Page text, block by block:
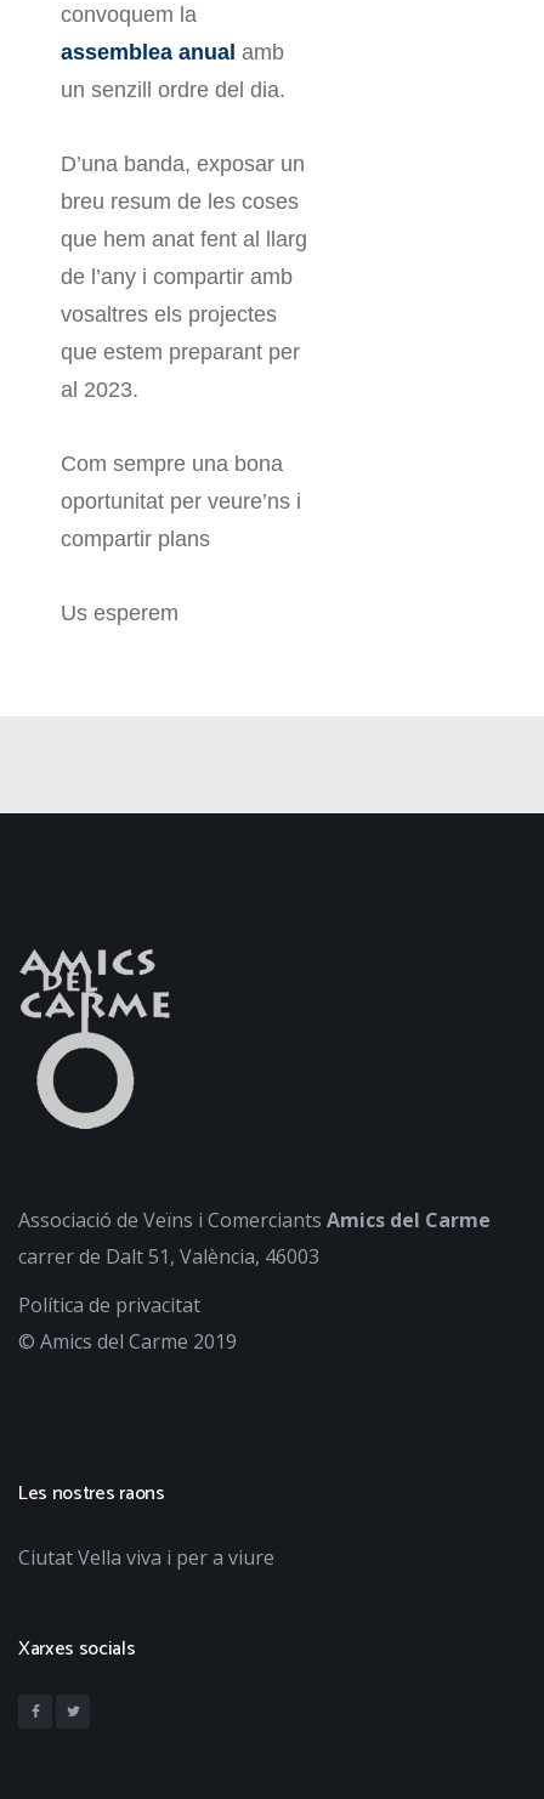
convoquem la
assemblea anual amb
un senzill ordre del dia.
D’una banda, exposar un
breu resum de les coses
que hem anat fent al llarg
de l’any i compartir amb
vosaltres els projectes
que estem preparant per
al 2023.
Com sempre una bona
oportunitat per veure’ns i
compartir plans
Us esperem
Associació de Veïns i Comerciants Amics del Carme
carrer de Dalt 51, València, 46003
Política de privacitat
© Amics del Carme 2019
Les nostres raons
Ciutat Vella viva i per a viure
Xarxes socials